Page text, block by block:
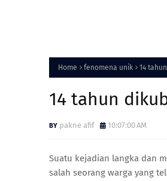
Home fenomena unik 14
14 tahun
pakne afif 10:07:00 AM
Suatu kejadian langka dan
salah seorang warga yang